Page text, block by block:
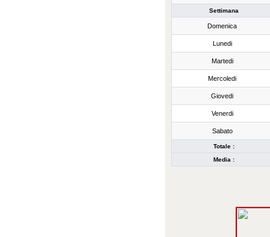
Settimana
Domenica
Lunedi
Martedi
Mercoledi
Giovedi
Venerdi
Sabato
Totale :
Media :